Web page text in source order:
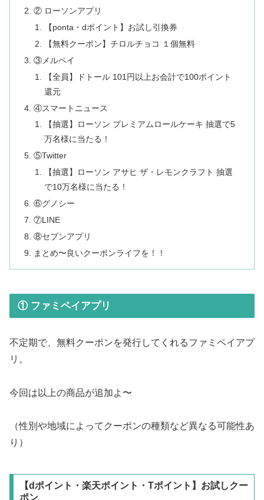
② ローソンアプリ
【ponta・dポイント】お試し引換券
【無料クーポン】チロルチョコ １個無料
③メルペイ
【全員】ドトール 101円以上お会計で100ポイント
還元
④スマートニュース
【抽選】ローソン プレミアムロールケーキ 抽選で5
万名様に当たる！
⑤Twitter
【抽選】ローソン アサヒ ザ・レモンクラフト 抽選
で10万名様に当たる！
⑥グノシー
⑦LINE
⑧セブンアプリ
まとめ〜良いクーポンライフを！！
① ファミペイアプリ
不定期で、無料クーポンを発行してくれるファミペイアプ
リ。
今回は以上の商品が追加よ〜
（性別や地域によってクーポンの種類など異なる可能性あ
り）
【dポイント・楽天ポイント・Tポイント】お試しクー
ポン